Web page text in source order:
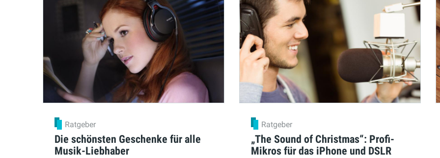
Ratgeber
Die schönsten Geschenke für alle
Musik-Liebhaber
Ratgeber
„The Sound of Christmas“: Profi-
Mikros für das iPhone und DSLR